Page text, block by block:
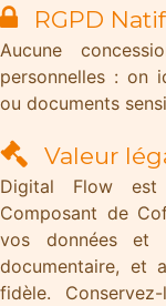
RGPD Natif
Aucune
personnelles : on
ou documents
Valeur
Digital Flow
Composant de
vos données et
documentaire, et
fidèle.